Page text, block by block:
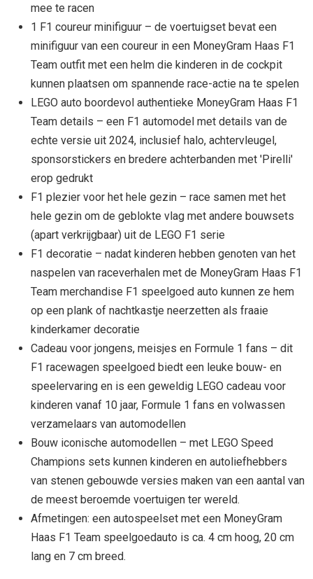
mee te racen
1 F1 coureur minifiguur – de voertuigset bevat een
minifiguur van een coureur in een MoneyGram Haas F1
Team outfit met een helm die kinderen in de cockpit
kunnen plaatsen om spannende race-actie na te spelen
LEGO auto boordevol authentieke MoneyGram Haas F1
Team details – een F1 automodel met details van de
echte versie uit 2024, inclusief halo, achtervleugel,
sponsorstickers en bredere achterbanden met 'Pirelli'
erop gedrukt
F1 plezier voor het hele gezin – race samen met het
hele gezin om de geblokte vlag met andere bouwsets
(apart verkrijgbaar) uit de LEGO F1 serie
F1 decoratie – nadat kinderen hebben genoten van het
naspelen van raceverhalen met de MoneyGram Haas F1
Team merchandise F1 speelgoed auto kunnen ze hem
op een plank of nachtkastje neerzetten als fraaie
kinderkamer decoratie
Cadeau voor jongens, meisjes en Formule 1 fans – dit
F1 racewagen speelgoed biedt een leuke bouw- en
speelervaring en is een geweldig LEGO cadeau voor
kinderen vanaf 10 jaar, Formule 1 fans en volwassen
verzamelaars van automodellen
Bouw iconische automodellen – met LEGO Speed
Champions sets kunnen kinderen en autoliefhebbers
van stenen gebouwde versies maken van een aantal van
de meest beroemde voertuigen ter wereld.
Afmetingen: een autospeelset met een MoneyGram
Haas F1 Team speelgoedauto is ca. 4 cm hoog, 20 cm
lang en 7 cm breed.